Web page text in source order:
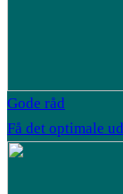
Gode råd
Få det optimale